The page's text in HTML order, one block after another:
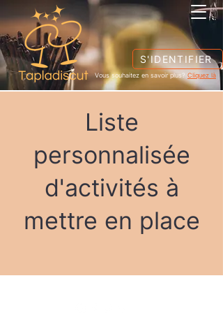
Vous souhaitez en savoir plus? Cliquez là
S'IDENTIFIER
Liste
personnalisée
d'activités à
mettre en place